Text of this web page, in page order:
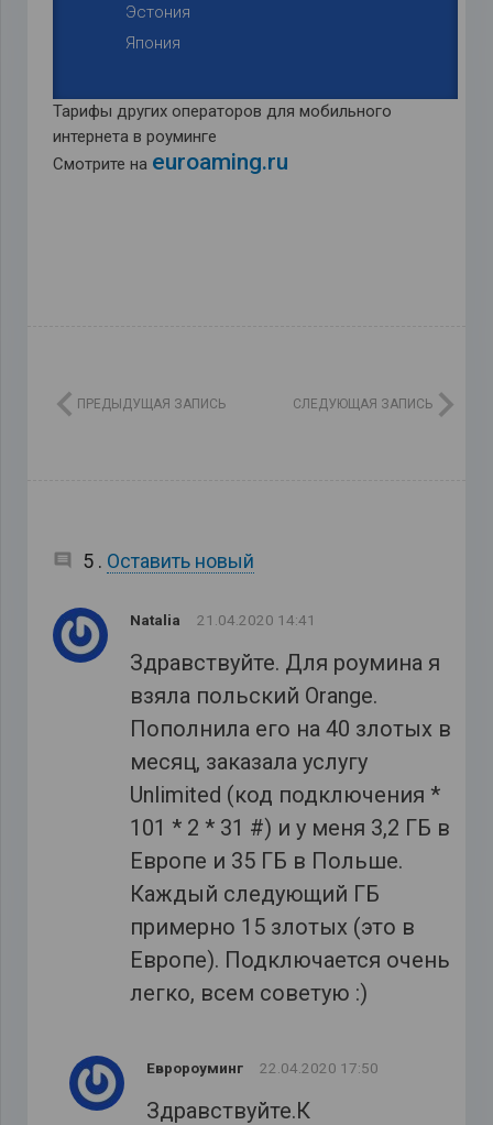
Эстония
Япония
Тарифы других операторов для мобильного
интернета в роуминге
Смотрите на euroaming.ru
ПРЕДЫДУЩАЯ ЗАПИСЬ СЛЕДУЮЩАЯ ЗАПИСЬ
5 комментариев
. Оставить новый
Natalia 21.04.2020 14:41
Здравствуйте. Для роумина я
взяла польский Orange.
Пополнила его на 40 злотых в
месяц, заказала услугу
Unlimited (код подключения *
101 * 2 * 31 #) и у меня 3,2 ГБ в
Европе и 35 ГБ в Польше.
Каждый следующий ГБ
примерно 15 злотых (это в
Европе). Подключается очень
легко, всем советую :)
Евророуминг 22.04.2020 17:50
Здравствуйте.К